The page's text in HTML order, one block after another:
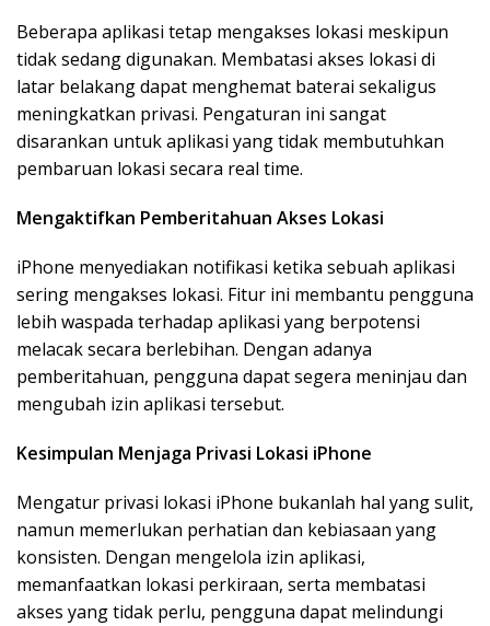
Beberapa aplikasi tetap mengakses lokasi meskipun
tidak sedang digunakan. Membatasi akses lokasi di
latar belakang dapat menghemat baterai sekaligus
meningkatkan privasi. Pengaturan ini sangat
disarankan untuk aplikasi yang tidak membutuhkan
pembaruan lokasi secara real time.
Mengaktifkan Pemberitahuan Akses Lokasi
iPhone menyediakan notifikasi ketika sebuah aplikasi
sering mengakses lokasi. Fitur ini membantu pengguna
lebih waspada terhadap aplikasi yang berpotensi
melacak secara berlebihan. Dengan adanya
pemberitahuan, pengguna dapat segera meninjau dan
mengubah izin aplikasi tersebut.
Kesimpulan Menjaga Privasi Lokasi iPhone
Mengatur privasi lokasi iPhone bukanlah hal yang sulit,
namun memerlukan perhatian dan kebiasaan yang
konsisten. Dengan mengelola izin aplikasi,
memanfaatkan lokasi perkiraan, serta membatasi
akses yang tidak perlu, pengguna dapat melindungi